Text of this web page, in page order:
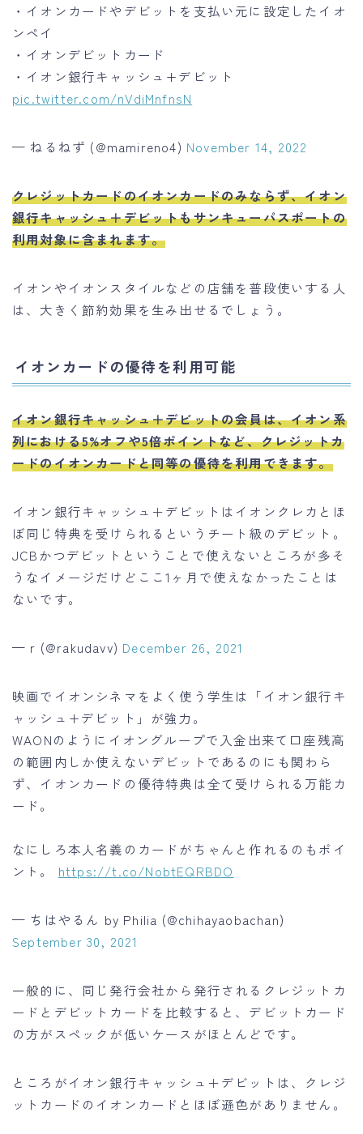
・イオンカードやデビットを支払い元に設定したイオ
ンペイ
・イオンデビットカード
・イオン銀行キャッシュ+デビット
pic.twitter.com/nVdiMnfnsN
— ねるねず (@mamireno4) November 14, 2022
クレジットカードのイオンカードのみならず、イオン
銀行キャッシュ＋デビットもサンキューパスポートの
利用対象に含まれます。
イオンやイオンスタイルなどの店舗を普段使いする人
は、大きく節約効果を生み出せるでしょう。
イオンカードの優待を利用可能
イオン銀行キャッシュ＋デビットの会員は、イオン系
列における5%オフや5倍ポイントなど、クレジットカ
ードのイオンカードと同等の優待を利用できます。
イオン銀行キャッシュ＋デビットはイオンクレカとほ
ぼ同じ特典を受けられるというチート級のデビット。
JCBかつデビットということで使えないところが多そ
うなイメージだけどここ1ヶ月で使えなかったことは
ないです。
— r (@rakudavv) December 26, 2021
映画でイオンシネマをよく使う学生は「イオン銀行キ
ャッシュ+デビット」が強力。
WAONのようにイオングループで入金出来て口座残高
の範囲内しか使えないデビットであるのにも関わら
ず、イオンカードの優待特典は全て受けられる万能カ
ード。
なにしろ本人名義のカードがちゃんと作れるのもポイ
ント。 https://t.co/NobtEQRBDO
— ちはやるん by Philia (@chihayaobachan)
September 30, 2021
一般的に、同じ発行会社から発行されるクレジットカ
ードとデビットカードを比較すると、デビットカード
の方がスペックが低いケースがほとんどです。
ところがイオン銀行キャッシュ＋デビットは、クレジ
ットカードのイオンカードとほぼ遜色がありません。